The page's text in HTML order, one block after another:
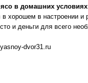
в домашних
хорошем в настроении и
и деньги для всего
dvor31.ru